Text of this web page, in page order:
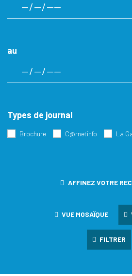
au
Types de journal
Brochure C@rnetinfo La
AFFINEZ VOTRE
VUE MOSAÏQUE
FILTRER